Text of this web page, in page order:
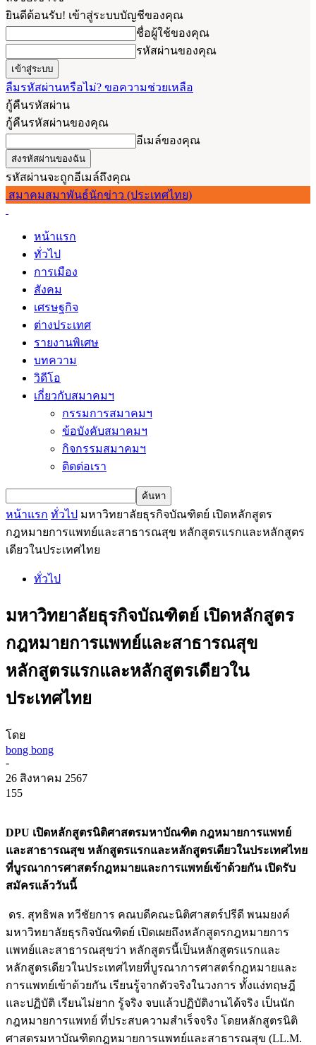
ยินดีต้อนรับ! เข้าสู่ระบบบัญชีของคุณ
ชื่อผู้ใช้ของคุณ
รหัสผ่านของคุณ
ลืมรหัสผ่านหรือไม่? ขอความช่วยเหลือ
กู้คืนรหัสผ่าน
กู้คืนรหัสผ่านของคุณ
อีเมล์ของคุณ
รหัสผ่านจะถูกอีเมล์ถึงคุณ
สมาคมสมาพันธ์นักข่าว (ประเทศไทย)
หน้าแรก
ทั่วไป
การเมือง
สังคม
เศรษฐกิจ
ต่างประเทศ
รายงานพิเศษ
บทความ
วิดีโอ
เกี่ยวกับสมาคมฯ
กรรมการสมาคมฯ
ข้อบังคับสมาคมฯ
กิจกรรมสมาคมฯ
ติดต่อเรา
หน้าแรก ทั่วไป มหาวิทยาลัยธุรกิจบัณฑิตย์ เปิดหลักสูตร
กฎหมายการแพทย์และสาธารณสุข หลักสูตรแรกและหลักสูตร
เดียวในประเทศไทย
ทั่วไป
มหาวิทยาลัยธุรกิจบัณฑิตย์ เปิดหลักสูตร
กฎหมายการแพทย์และสาธารณสุข
หลักสูตรแรกและหลักสูตรเดียวใน
ประเทศไทย
โดย
bong bong
-
26 สิงหาคม 2567
155
DPU เปิดหลักสูตรนิติศาสตรมหาบัณฑิต กฎหมายการแพทย์
และสาธารณสุข หลักสูตรแรกและหลักสูตรเดียวในประเทศไทย
ที่บูรณาการศาสตร์กฎหมายและการแพทย์เข้าด้วยกัน เปิดรับ
สมัครแล้ววันนี้
ดร. สุทธิพล ทวีชัยการ คณบดีคณะนิติศาสตร์ปรีดี พนมยงค์
มหาวิทยาลัยธุรกิจบัณฑิตย์ เปิดเผยถึงหลักสูตรกฎหมายการ
แพทย์และสาธารณสุขว่า หลักสูตรนี้เป็นหลักสูตรแรกและ
หลักสูตรเดียวในประเทศไทยที่บูรณาการศาสตร์กฎหมายและ
การแพทย์เข้าด้วยกัน เรียนรู้จากตัวจริงในวงการ ทั้งแง่ทฤษฎี
และปฏิบัติ เรียนไม่ยาก รู้จริง จบแล้วปฏิบัติงานได้จริง เป็นนัก
กฎหมายการแพทย์ ที่ประสบความสำเร็จจริง โดยหลักสูตรนิติ
ศาสตรมหาบัณฑิตกฎหมายการแพทย์และสาธารณสุข (LL.M.